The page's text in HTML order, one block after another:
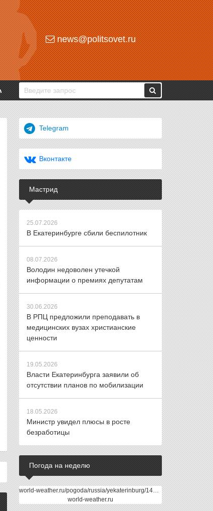
news@politsovet.ru
Telegram
Вконтакте
Мастрид
25.07.2026
В Екатеринбурге сбили беспилотник
08.07.2026
Володин недоволен утечкой
информации о премиях депутатам
30.06.2026
В РПЦ предложили преподавать в
медицинских вузах христианские
ценности
19.05.2026
Власти Екатеринбурга заявили об
отсутствии планов по мобилизации
18.05.2026
Министр увидел плюсы в росте
безработицы
Погода на неделю
world-weather.ru/pogoda/russia/yekaterinburg/14days/
world-weather.ru